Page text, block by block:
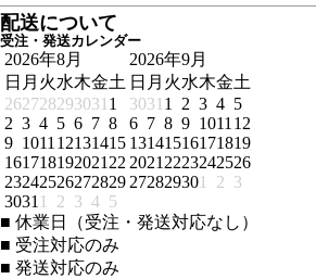
配送について
受注・発送カレンダー
2026年8月
日 月 火水木金土
262728293031 1
2 3 4 5 6 7 8
9 1011 12131415
161718192021 22
23242526272829
3031 1 2 3 4 5
2026年9月
日 月 火水木金土
3031 1 2 3 4 5
6 7 8 9 1011 12
13141516171819
2021 2223242526
272829301 2 3
■ 休業日（受注・発送対応なし）
■ 受注対応のみ
■ 発送対応のみ